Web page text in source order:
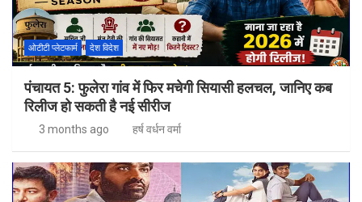
ओटीटी प्लेटफार्म देश विदेश
पंचायत 5: फुलेरा गांव में फिर मचेगी सियासी हलचल, जानिए कब
रिलीज हो सकती है नई सीरीज
3 months ago हर्ष वर्धन वर्मा